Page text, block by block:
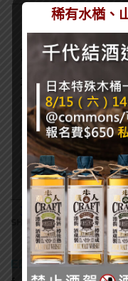
訂閱一飲樂酒
喜歡我們的內容嗎？
會員優惠吧！
311
SHARES
EDITOR
稀有水楢、